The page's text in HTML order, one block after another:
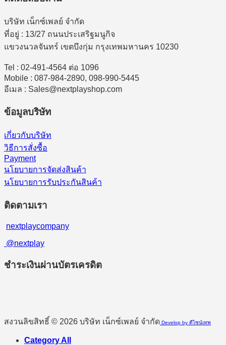
บริษัท เน็กซ์เพลย์ จำกัด
ที่อยู่ : 13/27 ถนนประเสริฐมนูกิจ
แขวงนวลจันทร์ เขตบึงกุ่ม กรุงเทพมหานคร 10230
Tel : 02-491-4564 ต่อ 1096
Mobile : 087-984-2890, 098-990-5445
อีเมล : Sales@nextplayshop.com
ข้อมูลบริษัท
เกี่ยวกับบริษัท
วิธีการสั่งซื้อ
Payment
นโยบายการจัดส่งสินค้า
นโยบายการรับประกันสินค้า
ติดตามเรา
nextplaycompany
@nextplay
ชำระเงินผ่านบัตรเครดิต
สงวนลิขสิทธิ์ © 2026 บริษัท เน็กซ์เพลย์ จำกัด Develop by ดีไซน์เทพ
Category All